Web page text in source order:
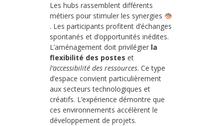
Les hubs rassemblent différents
métiers pour stimuler les synergies
. Les participants profitent d’échanges
spontanés et d’opportunités inédites.
L’aménagement doit privilégier la
flexibilité des postes et
l’accessibilité des ressources. Ce type
d’espace convient particulièrement
aux secteurs technologiques et
créatifs. L’expérience démontre que
ces environnements accélèrent le
développement de projets.